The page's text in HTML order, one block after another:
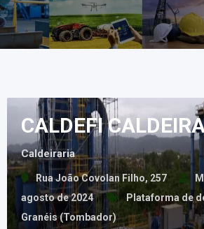
CALDEFI
Caldeiraria
Rua João Covolan Filho, 257
agosto de 2024
Plataforma de
Granéis (Tombador)